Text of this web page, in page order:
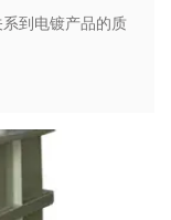
到电镀产品的质